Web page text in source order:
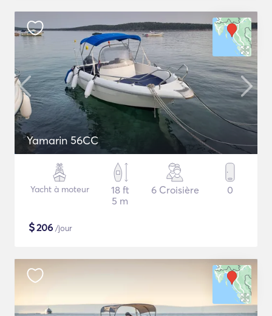
Yamarin 56CC
Yacht à moteur
18 ft
5 m
6 Croisière 0
$206 /jour